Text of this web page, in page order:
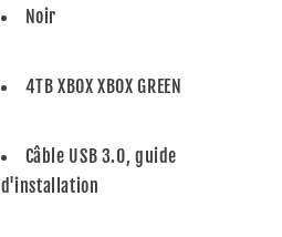
Noir
4TB XBOX XBOX GREEN
Câble USB 3.0, guide
d'installation